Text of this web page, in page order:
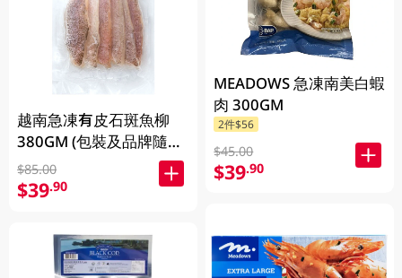
越南急凍有皮石斑魚柳
380GM (包裝及品牌隨機
發放)
$85.00
$39.90
MEADOWS 急凍南美白蝦
肉 300GM
2件$56
$45.00
$39.90